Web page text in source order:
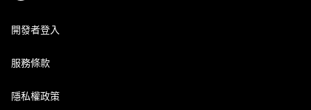
開發者登入
服務條款
隱私權政策